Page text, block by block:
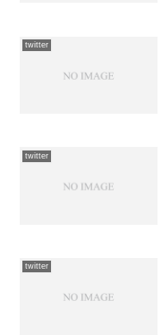
twitter
twitter
twitter